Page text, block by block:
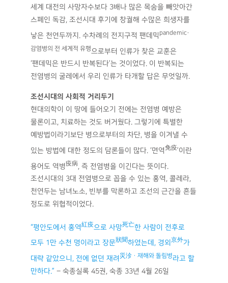
세계 대전의 사망자수보다 3배나 많은 목숨을 빼앗아간
스페인 독감, 조선시대 후기에 창궐해 수많은 희생자를
낳은 천연두까지. 수차례의 전지구적 팬데믹 pandemic·
감염병의 전 세계적 유행으로부터 인류가 찾은 교훈은
‘팬데믹은 반드시 반복된다’는 것이었다. 이 반복되는
전염병의 굴레에서 우리 인류가 타개할 답은 무엇일까.
조선시대의 사회적 거리두기
현대의학이 이 땅에 들어오기 전에는 전염병 예방은
물론이고, 치료하는 것도 버거웠다. 그렇기에 특별한
예방법이라기보단 병으로부터의 차단, 병을 이겨낼 수
있는 방법에 대한 정도의 담론들이 많다. ‘면역免疫’이란
용어도 역병疫病, 즉 전염병을 이긴다는 뜻이다.
조선시대의 3대 전염병으로 꼽을 수 있는 홍역, 콜레라,
천연두는 남녀노소, 빈부를 막론하고 조선의 근간을 흔들
정도로 위협적이었다.
“평안도에서 홍역紅疫으로 사망死亡한 사람이 전후로
모두 1만 수천 명이라고 장문狀聞하였는데, 경외 京外가
대략 같았으니, 전에 없던 재려 災沴ㆍ재해와 돌림병라고 할
만하다.” – 숙종실록 45권, 숙종 33년 4월 26일